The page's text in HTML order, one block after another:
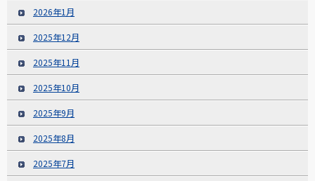
2026年1月
2025年12月
2025年11月
2025年10月
2025年9月
2025年8月
2025年7月